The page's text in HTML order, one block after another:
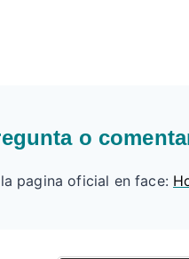
o
pagina oficial en face: